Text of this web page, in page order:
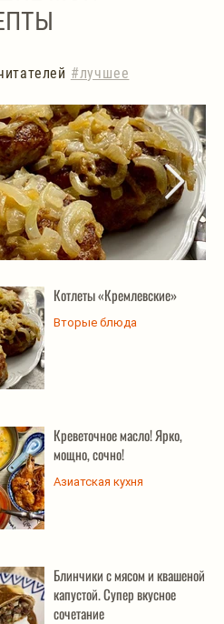
#лучшее
Котлеты «Кремлевские»
Вторые блюда
Креветочное масло! Ярко,
мощно, сочно!
Азиатская кухня
Блинчики с мясом и квашеной
капустой. Супер вкусное
сочетание